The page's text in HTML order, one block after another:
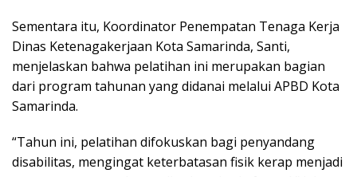
Sementara itu, Koordinator Penempatan Tenaga Kerja
Dinas Ketenagakerjaan Kota Samarinda, Santi,
menjelaskan bahwa pelatihan ini merupakan bagian
dari program tahunan yang didanai melalui APBD Kota
Samarinda.
“Tahun ini, pelatihan difokuskan bagi penyandang
disabilitas, mengingat keterbatasan fisik kerap menjadi